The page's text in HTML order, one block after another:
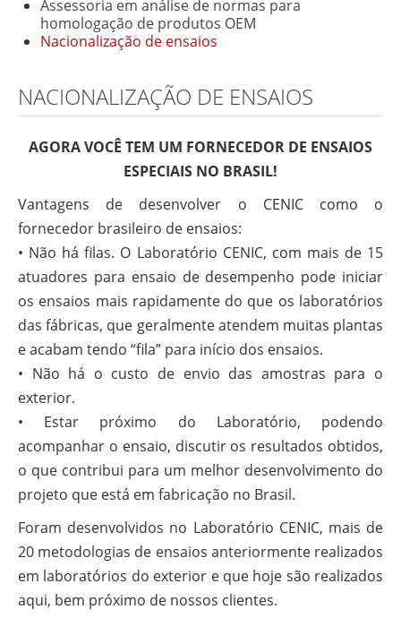
Assessoria em análise de normas para
homologação de produtos OEM
Nacionalização de ensaios
NACIONALIZAÇÃO DE ENSAIOS
AGORA VOCÊ TEM UM FORNECEDOR DE ENSAIOS
ESPECIAIS NO BRASIL!
Vantagens de desenvolver o CENIC como o
fornecedor brasileiro de ensaios:
• Não há filas. O Laboratório CENIC, com mais de 15
atuadores para ensaio de desempenho pode iniciar
os ensaios mais rapidamente do que os laboratórios
das fábricas, que geralmente atendem muitas plantas
e acabam tendo “fila” para início dos ensaios.
• Não há o custo de envio das amostras para o
exterior.
• Estar próximo do Laboratório, podendo
acompanhar o ensaio, discutir os resultados obtidos,
o que contribui para um melhor desenvolvimento do
projeto que está em fabricação no Brasil.
Foram desenvolvidos no Laboratório CENIC, mais de
20 metodologias de ensaios anteriormente realizados
em laboratórios do exterior e que hoje são realizados
aqui, bem próximo de nossos clientes.